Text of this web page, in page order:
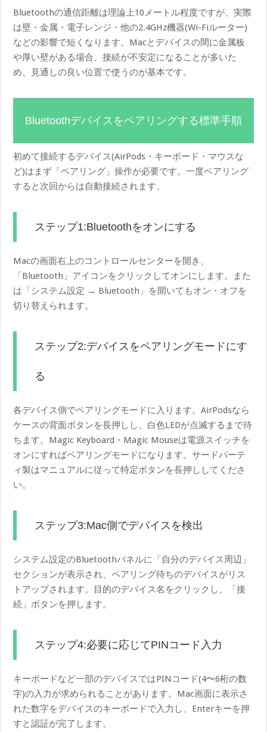
Bluetoothの通信距離は理論上10メートル程度ですが、実際
は壁・金属・電子レンジ・他の2.4GHz機器(Wi-Fiルーター)
などの影響で短くなります。Macとデバイスの間に金属板
や厚い壁がある場合、接続が不安定になることが多いた
め、見通しの良い位置で使うのが基本です。
Bluetoothデバイスをペアリングする標準手順
初めて接続するデバイス(AirPods・キーボード・マウスな
ど)はまず「ペアリング」操作が必要です。一度ペアリング
すると次回からは自動接続されます。
ステップ1:Bluetoothをオンにする
Macの画面右上のコントロールセンターを開き、
「Bluetooth」アイコンをクリックしてオンにします。また
は「システム設定 → Bluetooth」を開いてもオン・オフを
切り替えられます。
ステップ2:デバイスをペアリングモードにす
る
各デバイス側でペアリングモードに入ります。AirPodsなら
ケースの背面ボタンを長押しし、白色LEDが点滅するまで待
ちます。Magic Keyboard・Magic Mouseは電源スイッチを
オンにすればペアリングモードになります。サードパーテ
ィ製はマニュアルに従って特定ボタンを長押ししてくださ
い。
ステップ3:Mac側でデバイスを検出
システム設定のBluetoothパネルに「自分のデバイス周辺」
セクションが表示され、ペアリング待ちのデバイスがリス
トアップされます。目的のデバイス名をクリックし、「接
続」ボタンを押します。
ステップ4:必要に応じてPINコード入力
キーボードなど一部のデバイスではPINコード(4〜6桁の数
字)の入力が求められることがあります。Mac画面に表示さ
れた数字をデバイスのキーボードで入力し、Enterキーを押
すと認証が完了します。